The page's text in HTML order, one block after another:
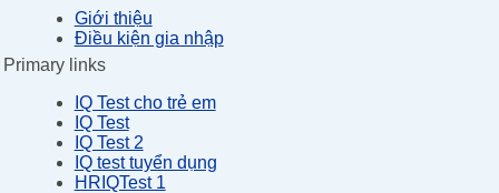
Giới thiệu
Điều kiện gia nhập
Primary links
IQ Test cho trẻ em
IQ Test
IQ Test 2
IQ test tuyển dụng
HRIQTest 1